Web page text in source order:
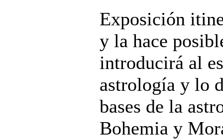
Exposición
y la hace
introducirá al
astrología y lo
bases de la
Bohemia y